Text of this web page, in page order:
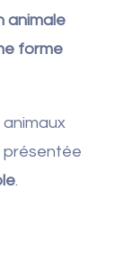
animale
forme
.